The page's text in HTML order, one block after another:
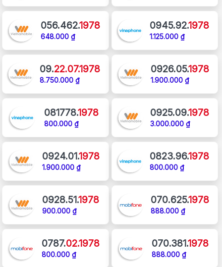
056.462.1978
648.000 ₫
0945.92.1978
1.125.000 ₫
09.22.07.1978
8.750.000 ₫
0926.05.1978
1.900.000 ₫
081778.1978
800.000 ₫
0925.09.1978
3.000.000 ₫
0924.01.1978
1.900.000 ₫
0823.96.1978
800.000 ₫
0928.51.1978
900.000 ₫
070.625.1978
888.000 ₫
0787.02.1978
800.000 ₫
070.381.1978
888.000 ₫